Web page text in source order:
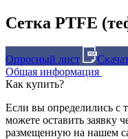
Сетка PTFE
Опросный лист
Общая информация
Как купить?
Если вы определились с
можете оставить заявку
размещенную на нашем